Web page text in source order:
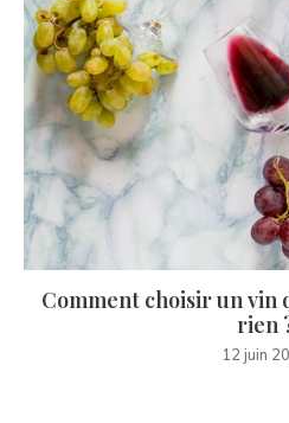
Comment choisir un vin
rien
12 juin